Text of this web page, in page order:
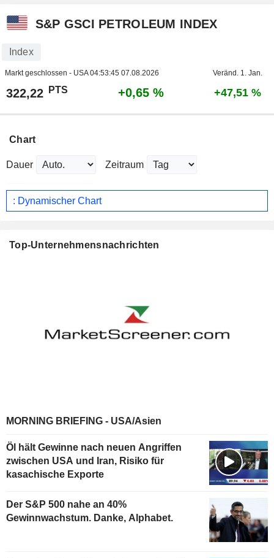
S&P GSCI PETROLEUM INDEX
Index
Markt geschlossen - USA04:53:45 07.08.2026 Veränd. 1. Jan.
322,22 PTS +0,65 % +47,51 %
Chart
Dauer Zeitraum
: Dynamischer Chart
Top-Unternehmensnachrichten
MORNING BRIEFING - USA/Asien
Öl hält Gewinne nach neuen Angriffen
zwischen USA und Iran, Risiko für
kasachische Exporte
Der S&P 500 nahe an 40%
Gewinnwachstum. Danke, Alphabet.